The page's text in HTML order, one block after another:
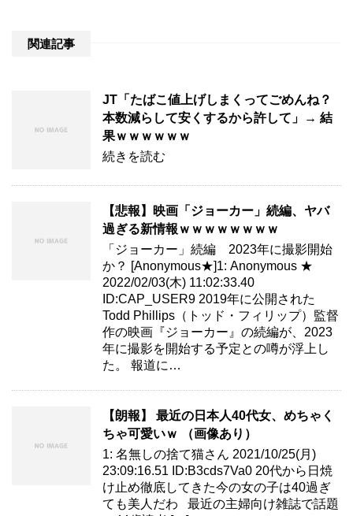
関連記事
JT「たばこ値上げしまくってごめんね？
本数減らして安くするから許して」→ 結
果ｗｗｗｗｗｗ
続きを読む
【悲報】映画「ジョーカー」続編、ヤバ
過ぎる新情報ｗｗｗｗｗｗｗｗ
「ジョーカー」続編 2023年に撮影開始
か？ [Anonymous★]1: Anonymous ★
2022/02/03(木) 11:02:33.40
ID:CAP_USER9 2019年に公開された
Todd Phillips（トッド・フィリップ）監督
作の映画『ジョーカー』の続編が、2023
年に撮影を開始する予定との噂が浮上し
た。 報道に…
【朗報】 最近の日本人40代女、めちゃく
ちゃ可愛いｗ （画像あり）
1: 名無しの捨て猫さん 2021/10/25(月)
23:09:16.51 ID:B3cds7Va0 20代から日焼
け止め徹底してきた今の女の子は40過ぎ
ても美人だわ 最近の主婦向け雑誌で話題